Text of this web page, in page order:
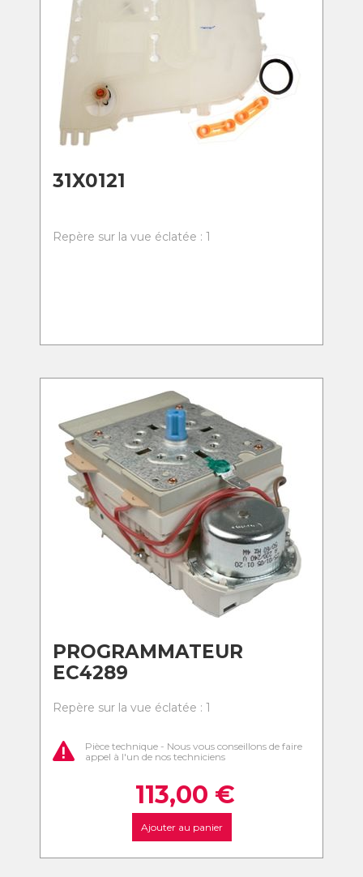
31X0121
Repère sur la vue éclatée : 1
PROGRAMMATEUR
EC4289
Repère sur la vue éclatée : 1
Pièce technique - Nous vous conseillons de faire
appel à l'un de nos techniciens
113,00 €
Ajouter au panier